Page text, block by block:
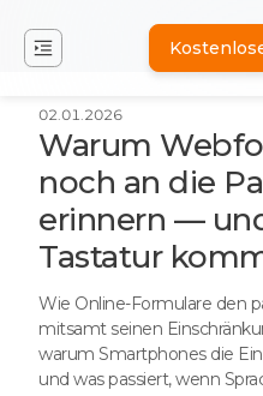
02.01.2026
Warum
noch an die
erinnern —
Tastatur
Wie Online-Formulare den
mitsamt seinen
warum Smartphones die
und was passiert, wenn